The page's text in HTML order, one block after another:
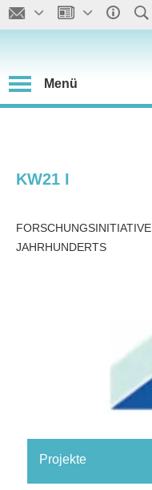
Menü
KW21 I
JAHRHUNDERTS
Projekte